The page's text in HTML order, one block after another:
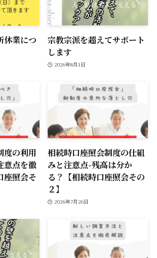
休業につ
宗教宗派を超えてサポート
します
2026年8月1日
度の利用
意点を徹
座照会そ
相続時口座照会制度の仕組
みと注意点-残高は分か
る？【相続時口座照会その
２】
2026年7月26日